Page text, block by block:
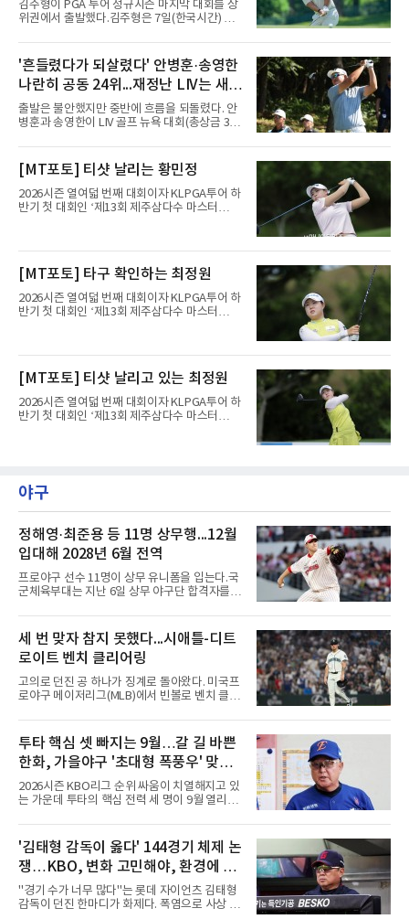
김주형이 PGA 투어 정규시즌 마지막 대회를 상
위권에서 출발했다.김주형은 7일(한국시간) 미
리클럽(파70)에서 열린 윈덤 챔피언십(총상금
850만 달러) 1라운드에서 버디 7개와 보기 2개
로 5언더파 65타를 쳤다. 일몰로 12명이 라운드
를 마치지 못한 가운데 선두 보 호슬러(미국·9언
더파 61타)에 4타 뒤진 공동 11위다.의미는 페덱
스컵 랭킹에 있다. 지난달 스코틀랜드 오픈 우승
으로 34위까지 올라선 그는 플레이오프 진출선
도가 낮아 그린을 여섯 차례 놓쳤지만, 그린 적
'흔들렸다가 되살렸다' 안병훈·송영한
나란히 공동 24위...재정난 LIV는 새
투자처 찾는다
출발은 불안했지만 중반에 흐름을 되돌렸다. 안
병훈과 송영한이 LIV 골프 뉴욕 대회(총상금 3천
병훈은 7일(한국시간) 미국 뉴저지주 베드민스
터의 트럼프 내셔널 골프 클럽 베드민스터(파
71)에서 열린 1라운드에서 버디 3개와 보기 4개
를 묶어 1오버파 72타를 쳤다. 6번 홀(파4)에서
시작해 첫 홀부터 보기를 범하며 불안하게 출발
5) 더블보기에 이어 두 차례 보기로 하위권까지
[MT포토] 티샷 날리는 황민정
2026시즌 열여덟 번째 대회이자 KLPGA투어 하
반기 첫 대회인 ‘제13회 제주삼다수 마스터
트(파72/6,767야드)에서 열리고 있다.6일 현재
1라운드 경기가 펼쳐지고 있다.황민정이 16번
홀에서 경기하고 있다.
[MT포토] 타구 확인하는 최정원
2026시즌 열여덟 번째 대회이자 KLPGA투어 하
반기 첫 대회인 ‘제13회 제주삼다수 마스터
트(파72/6,767야드)에서 열리고 있다.6일 현재
1라운드 경기가 펼쳐지고 있다.최정원이 16번
홀에서 경기하고 있다.
[MT포토] 티샷 날리고 있는 최정원
2026시즌 열여덟 번째 대회이자 KLPGA투어 하
반기 첫 대회인 ‘제13회 제주삼다수 마스터
홀에서 경기하고 있다.
야구
정해영·최준용 등 11명 상무행...12월
입대해 2028년 6월 전역
프로야구 선수 11명이 상무 유니폼을 입는다.국
군체육부대는 지난 6일 상무 야구단 합격자를
10개 구단에 확인한 결과, KIA 타이거즈에서는
핵심 불펜 정해영과 우완 한재승, 내야수 윤도현
이 합격했다. 롯데 자이언츠는 오른손 불펜 최준
용과 이민석, 내야수 이호준 세 명이 이름을 올
렸고, 삼성 라이온즈에서도 좌완 이승현과 외야
수 함수호, 내야수 심재훈이 통보를 받았다.두산
베어스 투수 최지강과 키움 히어로즈 외야수 원
스, kt wiz에서는 합격자가 나오지 않았다.이들
은 올해 12월 입대해 2028
세 번 맞자 참지 못했다...시애틀-디트
로이트 벤치 클리어링
고의로 던진 공 하나가 징계로 돌아왔다. 미국프
로야구 메이저리그(MLB)에서 빈볼로 벤치 클리
이저리그 사무국은 7일(한국시간) 시애틀 매리
너스 불펜 투수 게이브 스파이어에게 3경기, 댄
윌슨 감독에게 1경기 출장 금지 처분을 내렸다.
두 사람에게는 공개되지 않은 벌금도 부과됐다.
발단은 전날 경기였다. 미국 워싱턴주 시애틀 T
모바일 파크에서 열린 디트로이트 타이거스전 8
회초, 2사 후 등판한 스파이어가 글라이버 토레
맞았던 디트로이트 선수들은 분을 참지 못하고
그라운드로 뛰쳐나왔다.심판
투타 핵심 셋 빠지는 9월…갈 길 바쁜
한화, 가을야구 '초대형 폭풍우' 맞는
다?
2026시즌 KBO리그 순위 싸움이 치열해지고 있
는 가운데 투타의 핵심 전력 세 명이 9월 열리는
화 이글스에 거센 폭풍우가 강타할 것으로 보인
다.이번 아시안게임 한국 야구대표팀에 타선의
중심인 거포 노시환과 문현빈이 승선한 데 이어,
대만 야구협회의 최종 엔트리 발표를 통해 아시
아 쿼터 최고의 히트작이자 선발진의 중추인 좌
완 에이스 왕옌청까지 차출이 확정되었다. 팀 공
격의 핵과 마운드의 핵심 자원들이 단 한꺼번에
'김태형 감독이 옳다' 144경기 체제 논
쟁…KBO, 변화 고민해야, 환경에 맞
는 경기 수가 바람직
"경기 수가 너무 많다"는 롯데 자이언츠 김태형
감독이 던진 한마디가 화제다. 폭염으로 사상 초